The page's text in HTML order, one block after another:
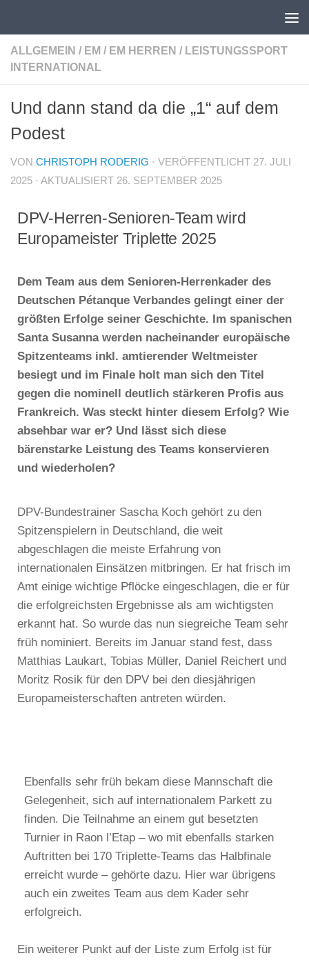
ALLGEMEIN / EM / EM HERREN / LEISTUNGSSPORT
INTERNATIONAL
Und dann stand da die „1“ auf dem
Podest
VON CHRISTOPH RODERIG · VERÖFFENTLICHT 27. JULI
2025 · AKTUALISIERT 26. SEPTEMBER 2025
DPV-Herren-Senioren-Team wird
Europameister Triplette 2025
Dem Team aus dem Senioren-Herrenkader des
Deutschen Pétanque Verbandes gelingt einer der
größten Erfolge seiner Geschichte. Im spanischen
Santa Susanna werden nacheinander europäische
Spitzenteams inkl. amtierender Weltmeister
besiegt und im Finale holt man sich den Titel
gegen die nominell deutlich stärkeren Profis aus
Frankreich. Was steckt hinter diesem Erfolg? Wie
absehbar war er? Und lässt sich diese
bärenstarke Leistung des Teams konservieren
und wiederholen?
DPV-Bundestrainer Sascha Koch gehört zu den
Spitzenspielern in Deutschland, die weit
abgeschlagen die meiste Erfahrung von
internationalen Einsätzen mitbringen. Er hat frisch im
Amt einige wichtige Pflöcke eingeschlagen, die er für
die erfolgreichsten Ergebnisse als am wichtigsten
erkannt hat. So wurde das nun siegreiche Team sehr
früh nominiert. Bereits im Januar stand fest, dass
Matthias Laukart, Tobias Müller, Daniel Reichert und
Moritz Rosik für den DPV bei den diesjährigen
Europameisterschaften antreten würden.
Ebenfalls sehr früh bekam diese Mannschaft die
Gelegenheit, sich auf internationalem Parkett zu
finden. Die Teilnahme an einem gut besetzten
Turnier in Raon l’Etap – wo mit ebenfalls starken
Auftritten bei 170 Triplette-Teams das Halbfinale
erreicht wurde – gehörte dazu. Hier war übrigens
auch ein zweites Team aus dem Kader sehr
erfolgreich.
Ein weiterer Punkt auf der Liste zum Erfolg ist für